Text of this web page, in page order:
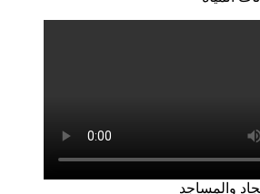
والمساجد